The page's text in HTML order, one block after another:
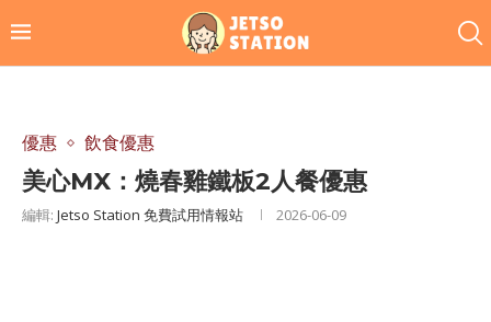
優惠 飲食優惠
美心MX：燒春雞鐵板2人餐優惠
編輯: Jetso Station 免費試用情報站 2026-06-09